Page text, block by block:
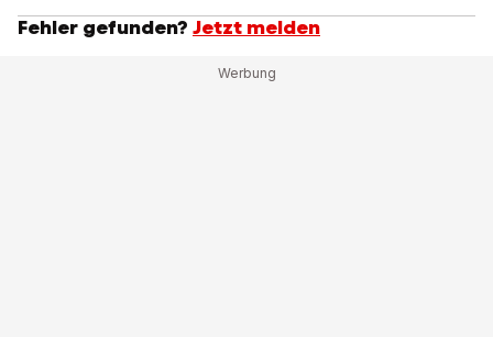
Fehler gefunden? Jetzt melden